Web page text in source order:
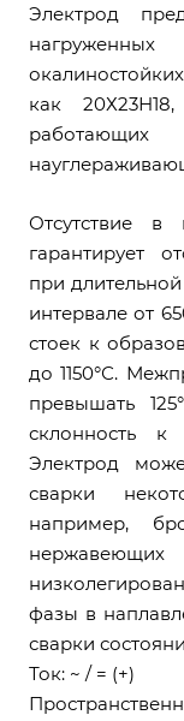
Электрод
как
Отсутствие
гарантирует
при
интервале от
стоек к
до 1150°С.
превышать
склонность к
Электрод
сварки
например,
фазы в
сварки
Ток: ~ / = (+)